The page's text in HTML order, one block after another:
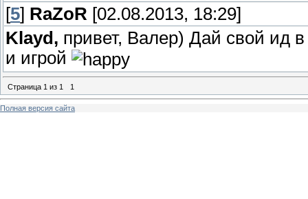
[5] RaZoR [02.08.2013, 18:29]
Klayd, привет, Валер) Дай свой ид
и игрой
Страница 1 из 1 1
Полная версия сайта